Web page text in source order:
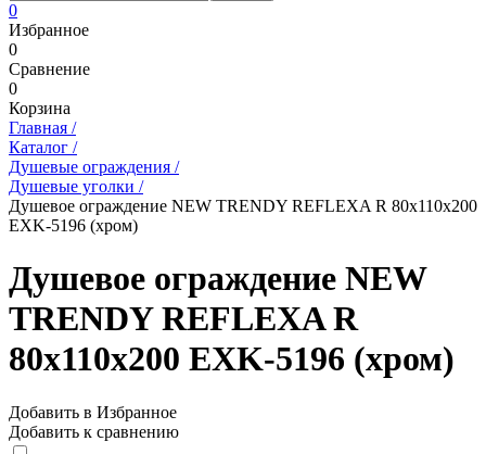
0
Избранное
0
Сравнение
0
Корзина
Главная /
Каталог /
Душевые ограждения /
Душевые уголки /
Душевое ограждение NEW TRENDY REFLEXA R 80x110x200
EXK-5196 (хром)
Душевое ограждение NEW
TRENDY REFLEXA R
80x110x200 EXK-5196 (хром)
Добавить в Избранное
Добавить к сравнению